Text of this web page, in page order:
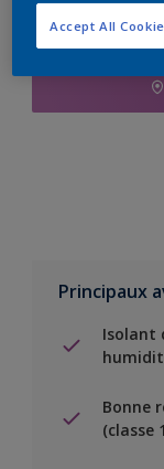
Principaux
Isolant
Bonne
(classe
Accept All